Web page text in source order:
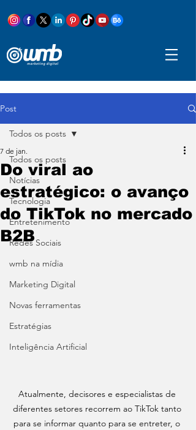
Post
Todos os posts
Notícias
Tecnologia
Entretenimento
Redes Sociais
wmb na mídia
Marketing Digital
Novas ferramentas
Estratégias
Inteligência Artificial
Todos os posts
Do viral ao
estratégico: o avanço
do TikTok no mercado
B2B
7 de jan.
Atualmente, decisores e especialistas de
diferentes setores recorrem ao TikTok tanto
para se informar quanto para se entreter, o